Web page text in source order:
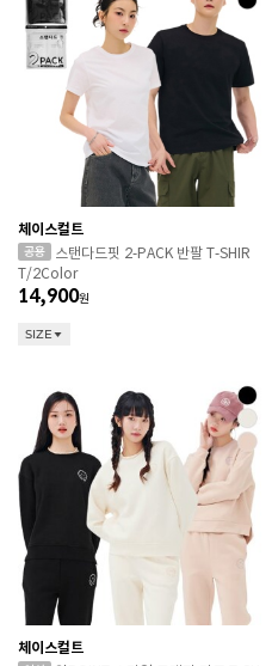
체이스컬트
스탠다드핏 2-PACK 반팔 T-SHIR
T/2Color
14,900원
SIZE
체이스컬트